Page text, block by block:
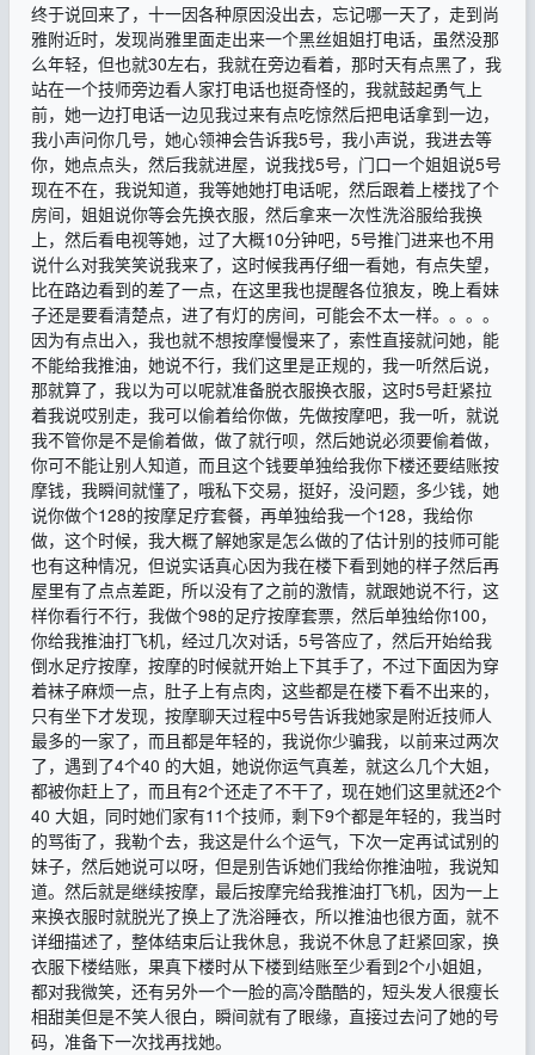
终于说回来了，十一因各种原因没出去，忘记哪一天了，走到尚
雅附近时，发现尚雅里面走出来一个黑丝姐姐打电话，虽然没那
么年轻，但也就30左右，我就在旁边看着，那时天有点黑了，我
站在一个技师旁边看人家打电话也挺奇怪的，我就鼓起勇气上
前，她一边打电话一边见我过来有点吃惊然后把电话拿到一边，
我小声问你几号，她心领神会告诉我5号，我小声说，我进去等
你，她点点头，然后我就进屋，说我找5号，门口一个姐姐说5号
现在不在，我说知道，我等她她打电话呢，然后跟着上楼找了个
房间，姐姐说你等会先换衣服，然后拿来一次性洗浴服给我换
上，然后看电视等她，过了大概10分钟吧，5号推门进来也不用
说什么对我笑笑说我来了，这时候我再仔细一看她，有点失望，
比在路边看到的差了一点，在这里我也提醒各位狼友，晚上看妹
子还是要看清楚点，进了有灯的房间，可能会不太一样。。。。
因为有点出入，我也就不想按摩慢慢来了，索性直接就问她，能
不能给我推油，她说不行，我们这里是正规的，我一听然后说，
那就算了，我以为可以呢就准备脱衣服换衣服，这时5号赶紧拉
着我说哎别走，我可以偷着给你做，先做按摩吧，我一听，就说
我不管你是不是偷着做，做了就行呗，然后她说必须要偷着做，
你可不能让别人知道，而且这个钱要单独给我你下楼还要结账按
摩钱，我瞬间就懂了，哦私下交易，挺好，没问题，多少钱，她
说你做个128的按摩足疗套餐，再单独给我一个128，我给你
做，这个时候，我大概了解她家是怎么做的了估计别的技师可能
也有这种情况，但说实话真心因为我在楼下看到她的样子然后再
屋里有了点点差距，所以没有了之前的激情，就跟她说不行，这
样你看行不行，我做个98的足疗按摩套票，然后单独给你100，
你给我推油打飞机，经过几次对话，5号答应了，然后开始给我
倒水足疗按摩，按摩的时候就开始上下其手了，不过下面因为穿
着袜子麻烦一点，肚子上有点肉，这些都是在楼下看不出来的，
只有坐下才发现，按摩聊天过程中5号告诉我她家是附近技师人
最多的一家了，而且都是年轻的，我说你少骗我，以前来过两次
了，遇到了4个40 的大姐，她说你运气真差，就这么几个大姐，
都被你赶上了，而且有2个还走了不干了，现在她们这里就还2个
40 大姐，同时她们家有11个技师，剩下9个都是年轻的，我当时
的骂街了，我勒个去，我这是什么个运气，下次一定再试试别的
妹子，然后她说可以呀，但是别告诉她们我给你推油啦，我说知
道。然后就是继续按摩，最后按摩完给我推油打飞机，因为一上
来换衣服时就脱光了换上了洗浴睡衣，所以推油也很方面，就不
详细描述了，整体结束后让我休息，我说不休息了赶紧回家，换
衣服下楼结账，果真下楼时从下楼到结账至少看到2个小姐姐，
都对我微笑，还有另外一个一脸的高冷酷酷的，短头发人很瘦长
相甜美但是不笑人很白，瞬间就有了眼缘，直接过去问了她的号
码，准备下一次找再找她。